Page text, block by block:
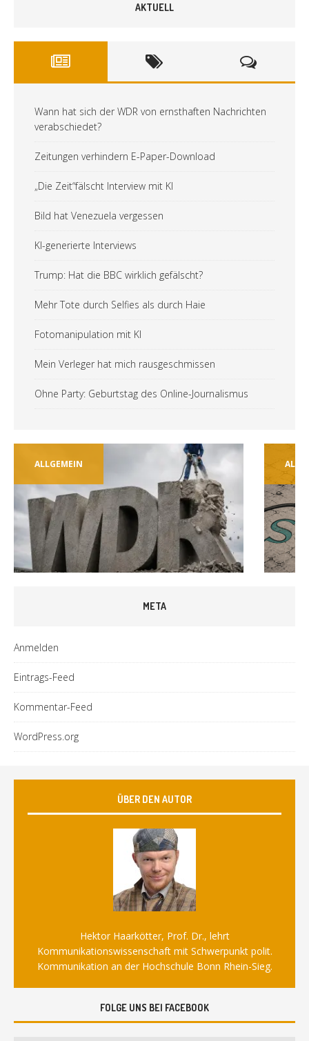
AKTUELL
Wann hat sich der WDR von ernsthaften Nachrichten
verabschiedet?
Zeitungen verhindern E-Paper-Download
„Die Zeit“fälscht Interview mit KI
Bild hat Venezuela vergessen
KI-generierte Interviews
Trump: Hat die BBC wirklich gefälscht?
Mehr Tote durch Selfies als durch Haie
Fotomanipulation mit KI
Mein Verleger hat mich rausgeschmissen
Ohne Party: Geburtstag des Online-Journalismus
ALLGEMEIN
META
Anmelden
Eintrags-Feed
Kommentar-Feed
WordPress.org
ÜBER DEN AUTOR
Hektor Haarkötter, Prof. Dr., lehrt
Kommunikationswissenschaft mit Schwerpunkt polit.
Kommunikation an der Hochschule Bonn Rhein-Sieg.
FOLGE UNS BEI FACEBOOK